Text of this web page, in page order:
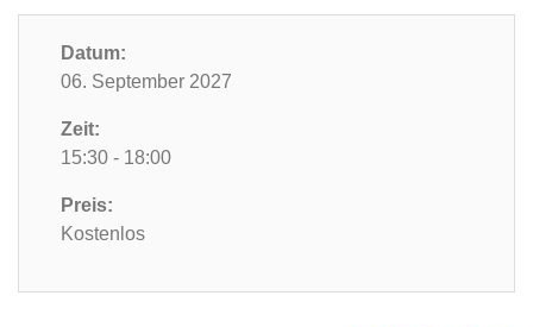
Datum:
06. September 2027
Zeit:
15:30 - 18:00
Preis:
Kostenlos